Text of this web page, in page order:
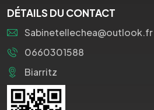
DÉTAILS DU CONTACT
Sabinetellechea@outlook.fr
0660301588
Biarritz